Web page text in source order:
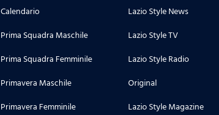
Calendario
Prima Squadra Maschile
Prima Squadra Femminile
Primavera Maschile
Primavera Femminile
Lazio Style News
Lazio Style TV
Lazio Style Radio
Original
Lazio Style Magazine